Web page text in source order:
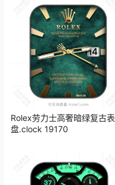
Rolex劳力士高奢暗绿复古表
盘.clock 19170